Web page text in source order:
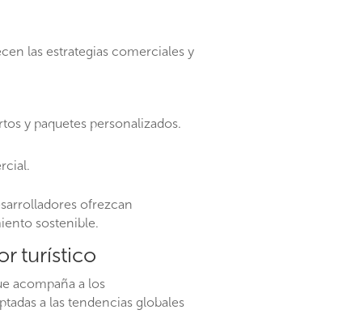
las estrategias comerciales y
y paquetes personalizados.
ofrezcan
sostenible.
turístico
acompaña a los
a las tendencias globales